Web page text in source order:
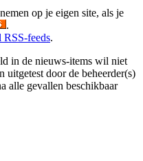
op je eigen site, als je
.
feeds.
in de nieuws-items wil niet
door de beheerder(s)
alle gevallen beschikbaar